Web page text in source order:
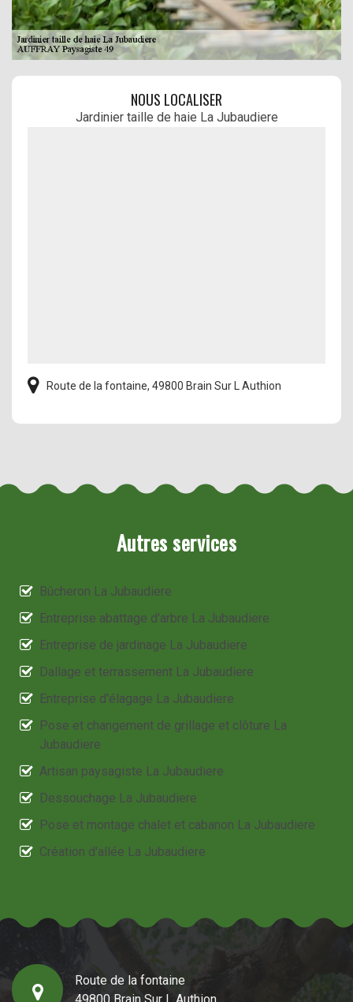
NOUS LOCALISER
Jardinier taille de haie La Jubaudiere
Route de la fontaine, 49800 Brain Sur L Authion
Autres services
Bûcheron La Jubaudiere
Entreprise abattage d'arbre La Jubaudiere
Entreprise de jardinage La Jubaudiere
Dallage et terrassement La Jubaudiere
Entreprise d'élagage La Jubaudiere
Pose et changement de grillage et clôture La
Jubaudiere
Artisan paysagiste La Jubaudiere
Dessouchage La Jubaudiere
Pose et montage chalet et cabanon La Jubaudiere
Création d'allée La Jubaudiere
Route de la fontaine